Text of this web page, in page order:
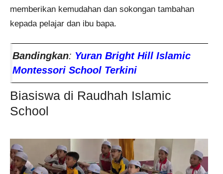
memberikan kemudahan dan sokongan tambahan
kepada pelajar dan ibu bapa.
Bandingkan: Yuran Bright Hill Islamic
Montessori School Terkini
Biasiswa di Raudhah Islamic
School